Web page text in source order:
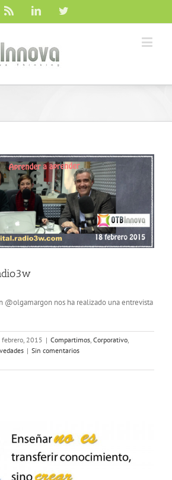
LinkedinTwitter
@olgamargon nos ha realizado una entrevista
febrero, 2015 | Compartimos Corporativo
| Sin comentarios